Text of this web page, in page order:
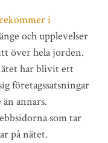
i
och upplevelser
över hela jorden.
har blivit ett
företagssatsningar
annars.
som tar
på nätet.